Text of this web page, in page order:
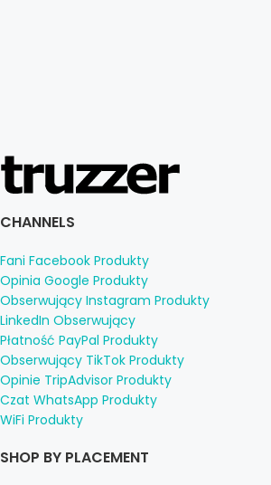
CHANNELS
Fani Facebook Produkty
Opinia Google Produkty
Obserwujący Instagram Produkty
LinkedIn Obserwujący
Płatność PayPal Produkty
Obserwujący TikTok Produkty
Opinie TripAdvisor Produkty
Czat WhatsApp Produkty
WiFi Produkty
SHOP BY PLACEMENT